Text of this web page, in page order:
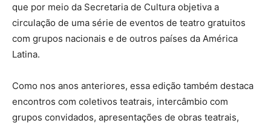
que por meio da Secretaria de Cultura objetiva a
circulação de uma série de eventos de teatro gratuitos
com grupos nacionais e de outros países da América
Latina.
Como nos anos anteriores, essa edição também destaca
encontros com coletivos teatrais, intercâmbio com
grupos convidados, apresentações de obras teatrais,